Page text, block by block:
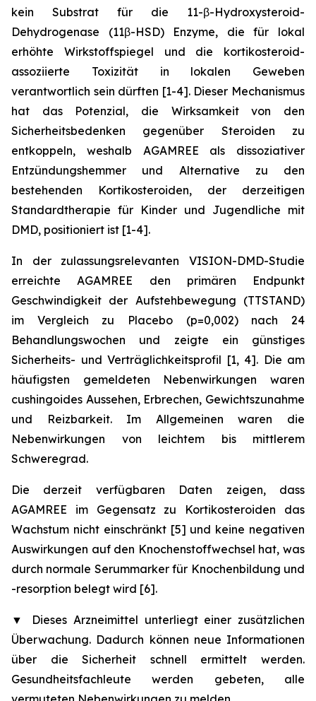
kein Substrat für die 11-β-Hydroxysteroid-
Dehydrogenase (11β-HSD) Enzyme, die für lokal
erhöhte Wirkstoffspiegel und die kortikosteroid-
assoziierte Toxizität in lokalen Geweben
verantwortlich sein dürften [1-4]. Dieser Mechanismus
hat das Potenzial, die Wirksamkeit von den
Sicherheitsbedenken gegenüber Steroiden zu
entkoppeln, weshalb AGAMREE als dissoziativer
Entzündungshemmer und Alternative zu den
bestehenden Kortikosteroiden, der derzeitigen
Standardtherapie für Kinder und Jugendliche mit
DMD, positioniert ist [1-4].
In der zulassungsrelevanten VISION-DMD-Studie
erreichte AGAMREE den primären Endpunkt
Geschwindigkeit der Aufstehbewegung (TTSTAND)
im Vergleich zu Placebo (p=0,002) nach 24
Behandlungswochen und zeigte ein günstiges
Sicherheits- und Verträglichkeitsprofil [1, 4]. Die am
häufigsten gemeldeten Nebenwirkungen waren
cushingoides Aussehen, Erbrechen, Gewichtszunahme
und Reizbarkeit. Im Allgemeinen waren die
Nebenwirkungen von leichtem bis mittlerem
Schweregrad.
Die derzeit verfügbaren Daten zeigen, dass
AGAMREE im Gegensatz zu Kortikosteroiden das
Wachstum nicht einschränkt [5] und keine negativen
Auswirkungen auf den Knochenstoffwechsel hat, was
durch normale Serummarker für Knochenbildung und
-resorption belegt wird [6].
▼
Dieses Arzneimittel unterliegt einer zusätzlichen
Überwachung. Dadurch können neue Informationen
über die Sicherheit schnell ermittelt werden.
Gesundheitsfachleute werden gebeten, alle